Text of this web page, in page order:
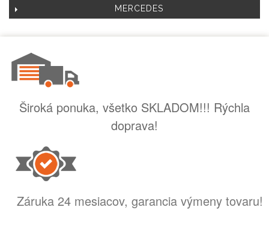
MERCEDES
Široká ponuka, všetko SKLADOM!!! Rýchla
doprava!
Záruka 24 mesiacov, garancia výmeny tovaru!